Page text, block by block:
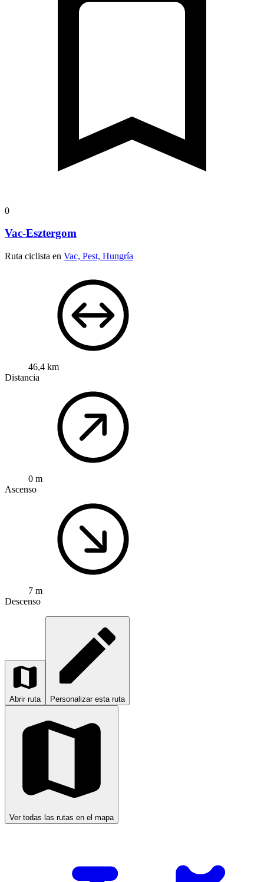
0
Vac-Esztergom
Ruta ciclista en Vac, Pest, Hungría
46,4 km
Distancia
0 m
Ascenso
7 m
Descenso
Abrir ruta Personalizar esta ruta
Ver todas las rutas en el mapa